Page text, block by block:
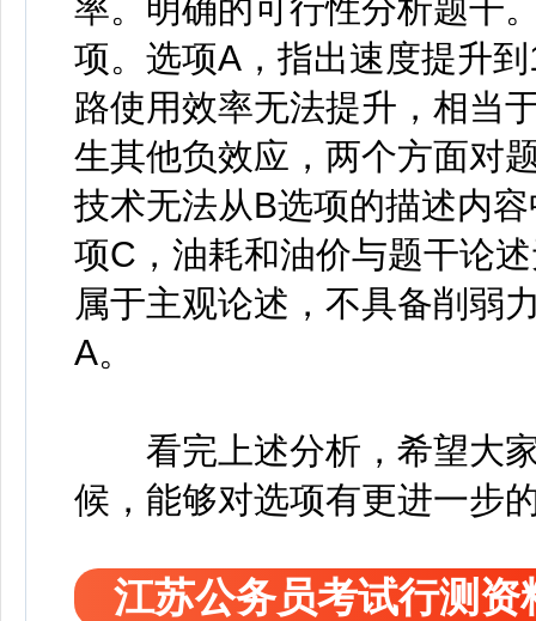
率。明确的可行性分析题干
项。选项A，指出速度提升
路使用效率无法提升，相
生其他负效应，两个方面对
技术无法从B选项的描述内
项C，油耗和油价与题干论
属于主观论述，不具备削弱
A。
看完上述分析，希望大家
候，能够对选项有更进一步
江苏公务员考试行测资